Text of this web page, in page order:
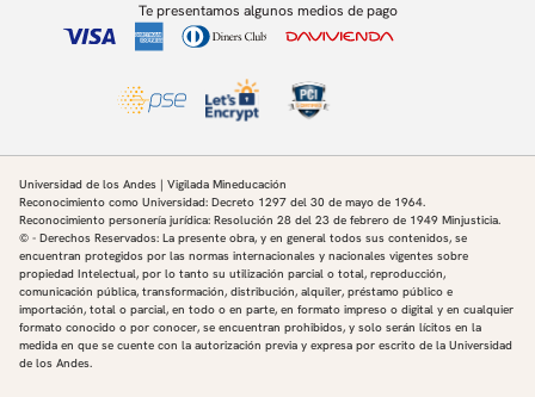
Te presentamos algunos medios de pago
Universidad de los Andes | Vigilada Mineducación
Reconocimiento como Universidad: Decreto 1297 del 30 de mayo de 1964.
Reconocimiento personería jurídica: Resolución 28 del 23 de febrero de 1949 Minjusticia.
© - Derechos Reservados: La presente obra, y en general todos sus contenidos, se
encuentran protegidos por las normas internacionales y nacionales vigentes sobre
propiedad Intelectual, por lo tanto su utilización parcial o total, reproducción,
comunicación pública, transformación, distribución, alquiler, préstamo público e
importación, total o parcial, en todo o en parte, en formato impreso o digital y en cualquier
formato conocido o por conocer, se encuentran prohibidos, y solo serán lícitos en la
medida en que se cuente con la autorización previa y expresa por escrito de la Universidad
de los Andes.